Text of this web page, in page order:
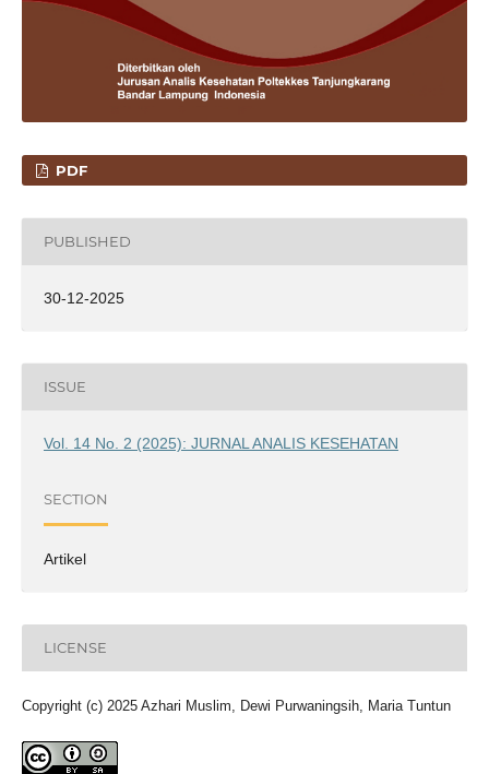
PDF
PUBLISHED
30-12-2025
ISSUE
Vol. 14 No. 2 (2025): JURNAL ANALIS KESEHATAN
SECTION
Artikel
LICENSE
Copyright (c) 2025 Azhari Muslim, Dewi Purwaningsih, Maria Tuntun